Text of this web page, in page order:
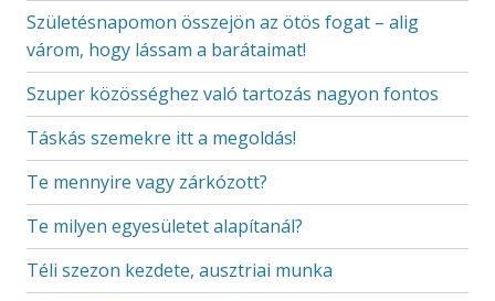
Születésnapomon összejön az ötös fogat – alig
várom, hogy lássam a barátaimat!
Szuper közösséghez való tartozás nagyon fontos
Táskás szemekre itt a megoldás!
Te mennyire vagy zárkózott?
Te milyen egyesületet alapítanál?
Téli szezon kezdete, ausztriai munka